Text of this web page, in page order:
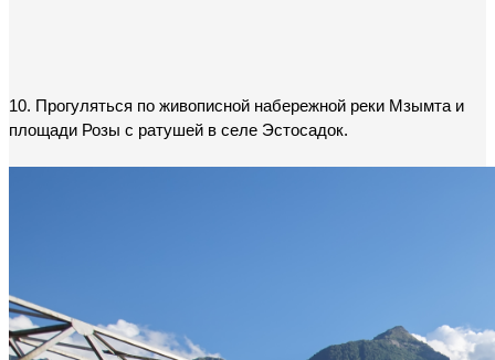
10. Прогуляться по живописной набережной реки Мзымта и
площади Розы с ратушей в селе Эстосадок.